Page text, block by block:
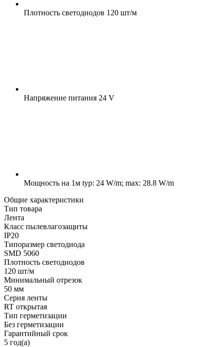
Плотность светодиодов 120 шт/м
Напряжение питания 24 V
Мощность на 1м typ: 24 W/m; max: 28.8 W/m
Общие характеристики
Тип товара
Лента
Класс пылевлагозащиты
IP20
Типоразмер светодиода
SMD 5060
Плотность светодиодов
120 шт/м
Минимальный отрезок
50 мм
Серия ленты
RT открытая
Тип герметизации
Без герметизации
Гарантийный срок
5 год(а)